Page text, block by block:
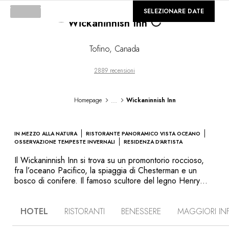
GALLERIA
Wickaninnish Inn
Tofino, Canada
2889 recensioni
Homepage ... Wickaninnish Inn
IN MEZZO ALLA NATURA
RISTORANTE PANORAMICO VISTA OCEANO
OSSERVAZIONE TEMPESTE INVERNALI
RESIDENZA D'ARTISTA
Il Wickaninnish Inn si trova su un promontorio roccioso,
fra l’oceano Pacifico, la spiaggia di Chesterman e un
bosco di conifere. Il famoso scultore del legno Henry
lavorano sul posto artisti locali. Ogni camera ha il suo
SELEZIONARE DATE
HOTEL RISTORANTI BENESSERE MAGGIORI